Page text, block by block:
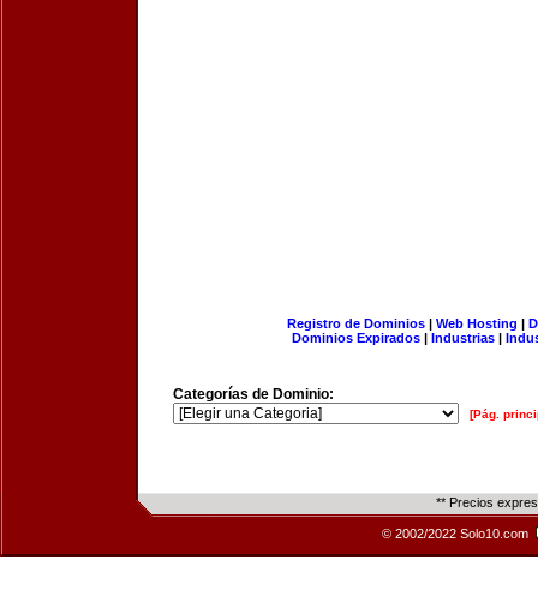
Registro de Dominios| Web Hosting |
Dominios Expirados | Industrias |
Categorías de Dominio:
[Pág.
** Precios
© 2002/2022 Solo10.com